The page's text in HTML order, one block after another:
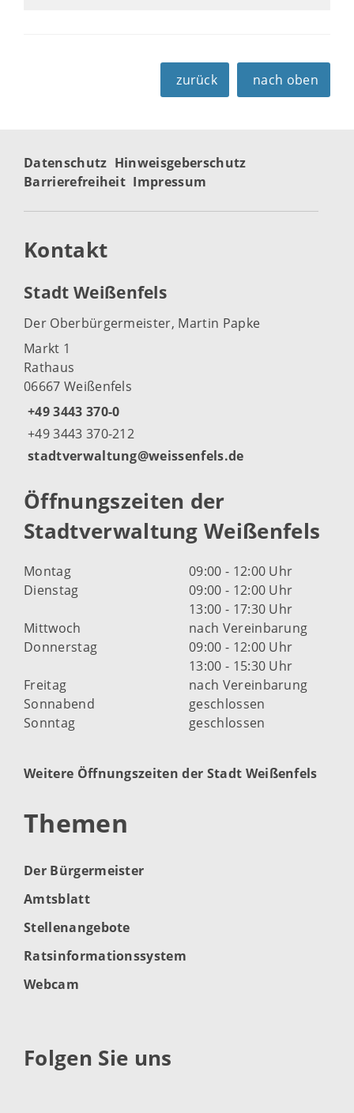
zurück nach oben
Datenschutz Hinweisgeberschutz
Barrierefreiheit Impressum
Kontakt
Stadt Weißenfels
Der Oberbürgermeister, Martin Papke
Markt 1
Rathaus
06667 Weißenfels
+49 3443 370-0
+49 3443 370-212
stadtverwaltung@weissenfels.de
Öffnungszeiten der
Stadtverwaltung Weißenfels
Montag
09:00 - 12:00 Uhr
Dienstag
09:00 - 12:00 Uhr
13:00 - 17:30 Uhr
Mittwoch
nach Vereinbarung
Donnerstag
09:00 - 12:00 Uhr
13:00 - 15:30 Uhr
Freitag
nach Vereinbarung
Sonnabend
geschlossen
Sonntag
geschlossen
Weitere Öffnungszeiten der Stadt Weißenfels
Themen
Der Bürgermeister
Amtsblatt
Stellenangebote
Ratsinformationssystem
Webcam
Folgen Sie uns